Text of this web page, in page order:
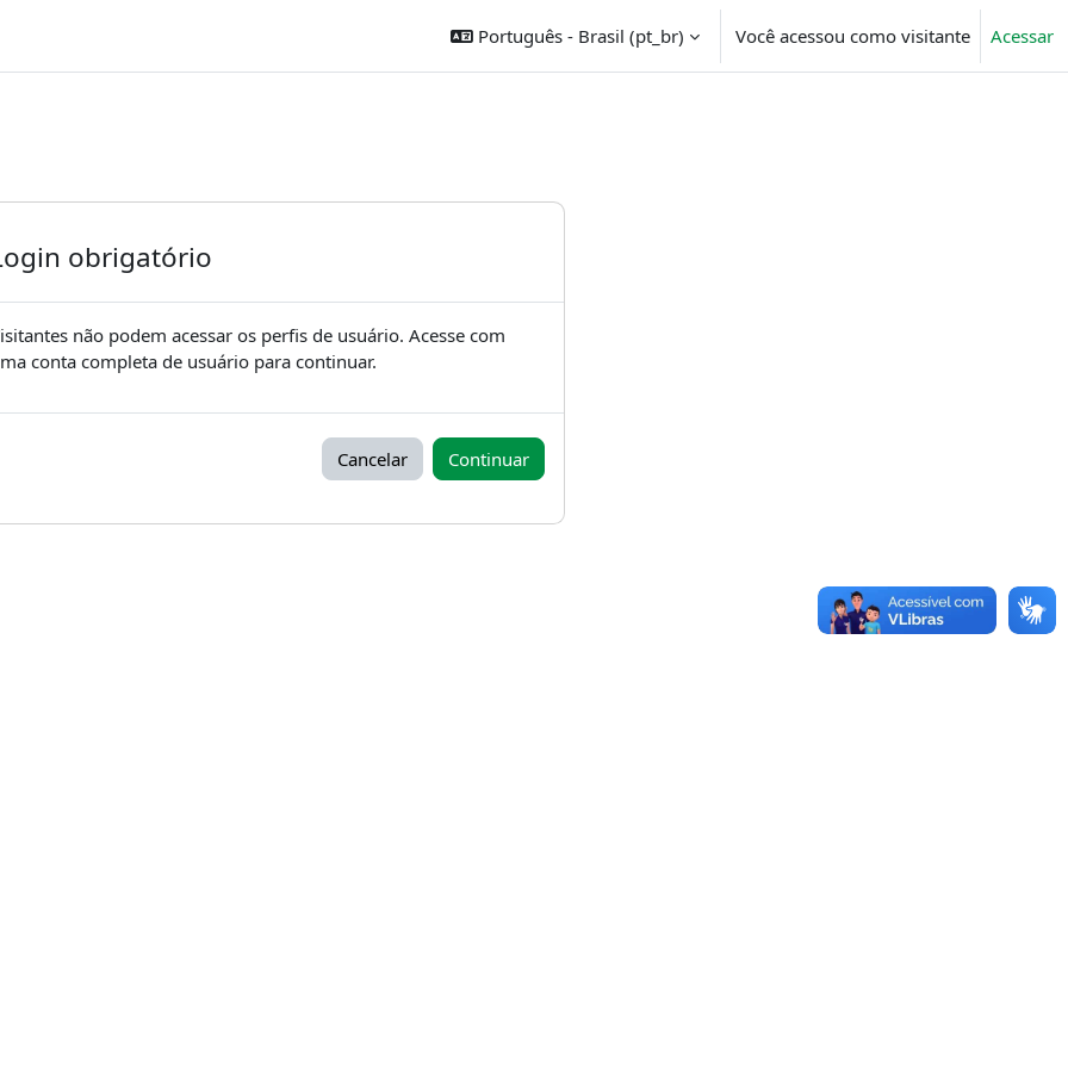
Português - Brasil ‎(pt_br)‎ Você acessou como visitante Acessar
obrigatório
não podem acessar os perfis de usuário. Acesse com
conta completa de usuário para continuar.
Cancelar Continuar